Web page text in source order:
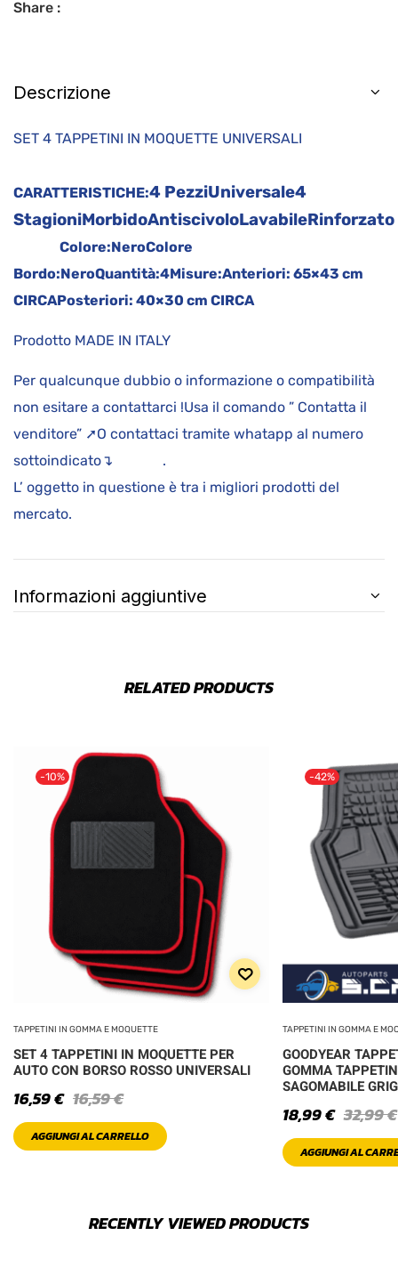
Share :
Descrizione
SET 4 TAPPETINI IN MOQUETTE UNIVERSALI
CARATTERISTICHE:4 PezziUniversale4
StagioniMorbidoAntiscivoloLavabileRinforzato
Colore:NeroColore
Bordo:NeroQuantità:4Misure:Anteriori: 65×43 cm
CIRCAPosteriori: 40×30 cm CIRCA
Prodotto MADE IN ITALY
Per qualcunque dubbio o informazione o compatibilità
non esitare a contattarci !Usa il comando ” Contatta il
venditore” ➚O contattaci tramite whatapp al numero
sottoindicato↴ .
L’ oggetto in questione è tra i migliori prodotti del
mercato.
Informazioni aggiuntive
RELATED PRODUCTS
-10%
TAPPETINI IN GOMMA E MOQUETTE
SET 4 TAPPETINI IN MOQUETTE PER
AUTO CON BORSO ROSSO UNIVERSALI
16,59€
16,59€
AGGIUNGI AL CARRELLO
-42%
TAPPETINI IN GOMMA E
GOODYEAR
GOMMA
SAGOMABILE
32,99€
18,99€
AGGIUNGI AL
RECENTLY VIEWED PRODUCTS